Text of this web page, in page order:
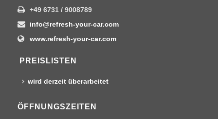
+49 6731 / 9008789
info@refresh-your-car.com
www.refresh-your-car.com
PREISLISTEN
wird derzeit überarbeitet
ÖFFNUNGSZEITEN